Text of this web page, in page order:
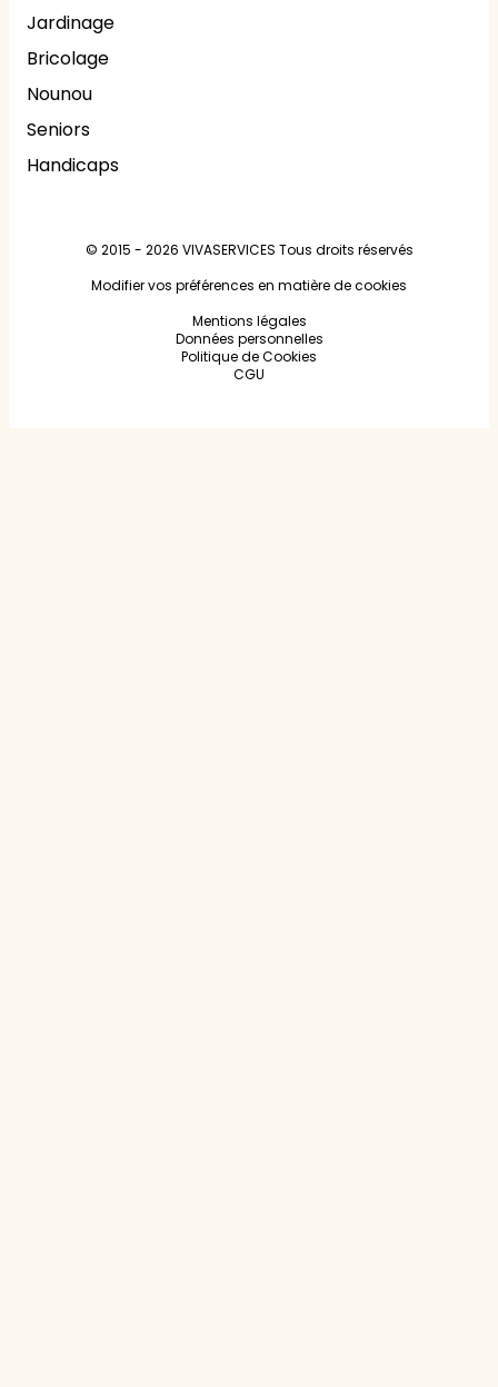
Jardinage
Bricolage
Nounou
Seniors
Handicaps
© 2015 - 2026 VIVASERVICES Tous droits réservés
Modifier vos préférences en matière de cookies
Mentions légales
Données personnelles
Politique de Cookies
CGU